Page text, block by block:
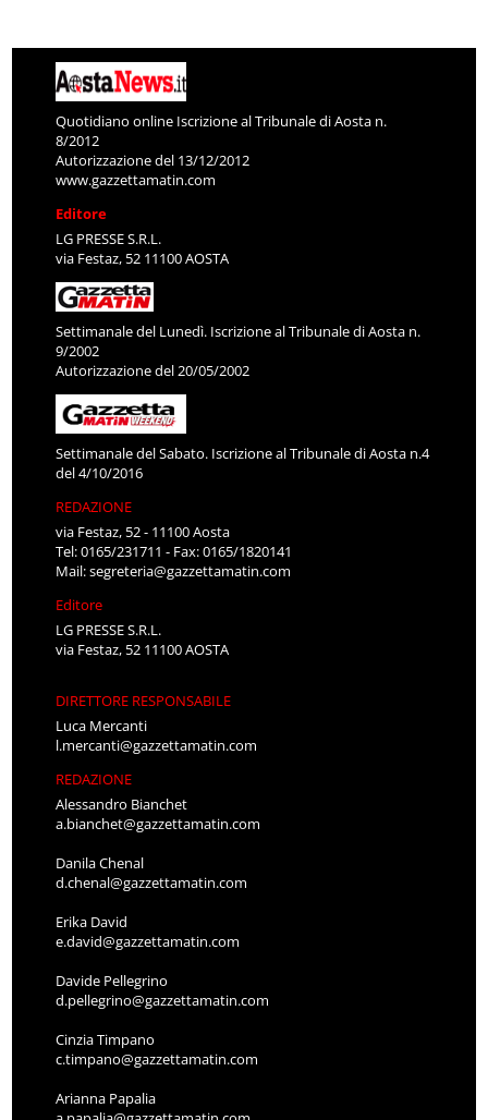
Quotidiano online Iscrizione al Tribunale di Aosta n.
8/2012
Autorizzazione del 13/12/2012
www.gazzettamatin.com
Editore
LG PRESSE S.R.L.
via Festaz, 52 11100 AOSTA
Settimanale del Lunedì. Iscrizione al Tribunale di Aosta n.
9/2002
Autorizzazione del 20/05/2002
Settimanale del Sabato. Iscrizione al Tribunale di Aosta n.4
del 4/10/2016
REDAZIONE
via Festaz, 52 - 11100 Aosta
Tel: 0165/231711 - Fax: 0165/1820141
Mail:segreteria@gazzettamatin.com
Editore
LG PRESSE S.R.L.
via Festaz, 52 11100 AOSTA
DIRETTORE RESPONSABILE
Luca Mercanti
l.mercanti@gazzettamatin.com
REDAZIONE
Alessandro Bianchet
a.bianchet@gazzettamatin.com
Danila Chenal
d.chenal@gazzettamatin.com
Erika David
e.david@gazzettamatin.com
Davide Pellegrino
d.pellegrino@gazzettamatin.com
Cinzia Timpano
c.timpano@gazzettamatin.com
Arianna Papalia